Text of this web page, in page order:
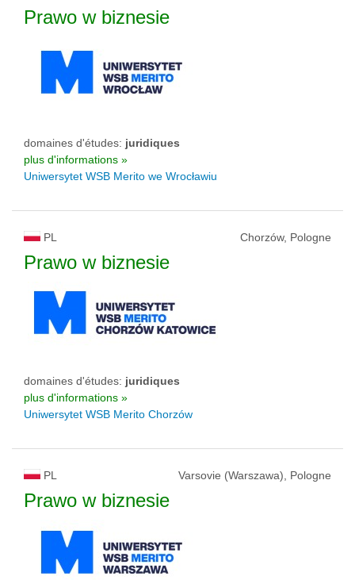
Prawo w biznesie
domaines d'études: juridiques
plus d'informations »
Uniwersytet WSB Merito we Wrocławiu
PL Chorzów, Pologne
Prawo w biznesie
domaines d'études: juridiques
plus d'informations »
Uniwersytet WSB Merito Chorzów
PL Varsovie (Warszawa), Pologne
Prawo w biznesie